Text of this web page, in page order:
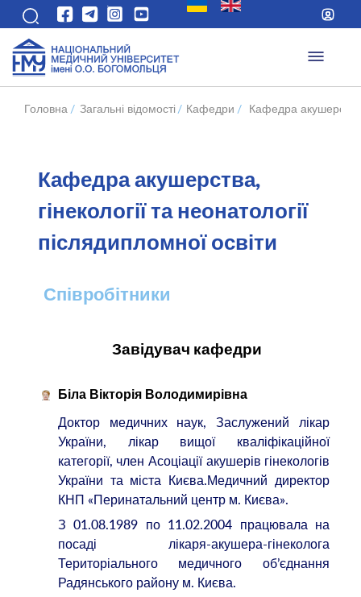
Головна / Загальні відомості / Кафедри / Кафедра акушерства,
Кафедра акушерства,
гінекології та неонатології
післядипломної освіти
Співробітники
Завідувач кафедри
Біла Вікторія Володимирівна
Доктор медичних наук, Заслужений лікар
України, лікар вищої кваліфікаційної
категорії, член Асоціації акушерів гінекологів
України та міста Києва.Медичний директор
КНП «Перинатальний центр м. Києва».
З 01.08.1989 по 11.02.2004 працювала на
посаді лікаря-акушера-гінеколога
Територіального медичного об’єднання
Радянського району м. Києва.